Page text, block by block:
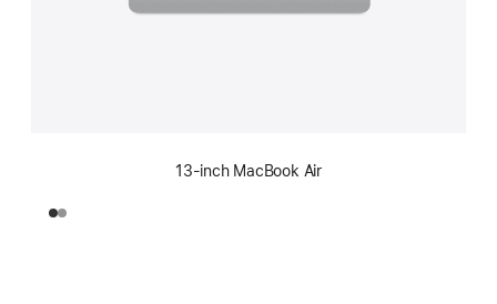
13‑inch MacBook Air